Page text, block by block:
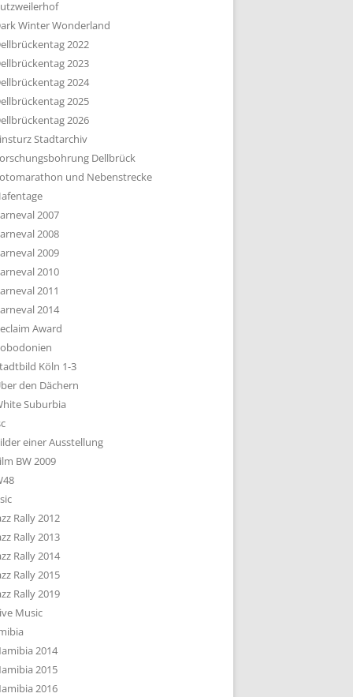
Winter Wonderland
2022
2023
2024
2025
2026
Stadtarchiv
Dellbrück
und Nebenstrecke
2007
2008
2009
2010
2011
2014
Award
Köln 1-3
den Dächern
Suburbia
einer Ausstellung
BW 2009
Rally 2012
Rally 2013
Rally 2014
Rally 2015
Rally 2019
Music
2014
2015
2016